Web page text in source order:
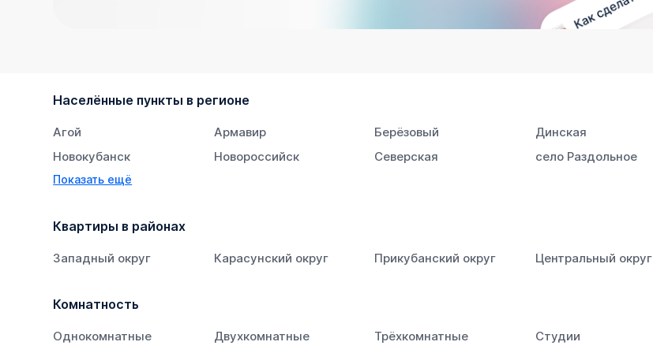
Населённые пункты в регионе
Агой Армавир Берёзовый Динская
Новокубанск
Новороссийск Северская село Раздольное
Тихорецк
Показать ещё
Квартиры в районах
Западный округ Карасунский округ Прикубанский округ Центральный округ
Комнатность
Однокомнатные Двухкомнатные Трёхкомнатные Студии